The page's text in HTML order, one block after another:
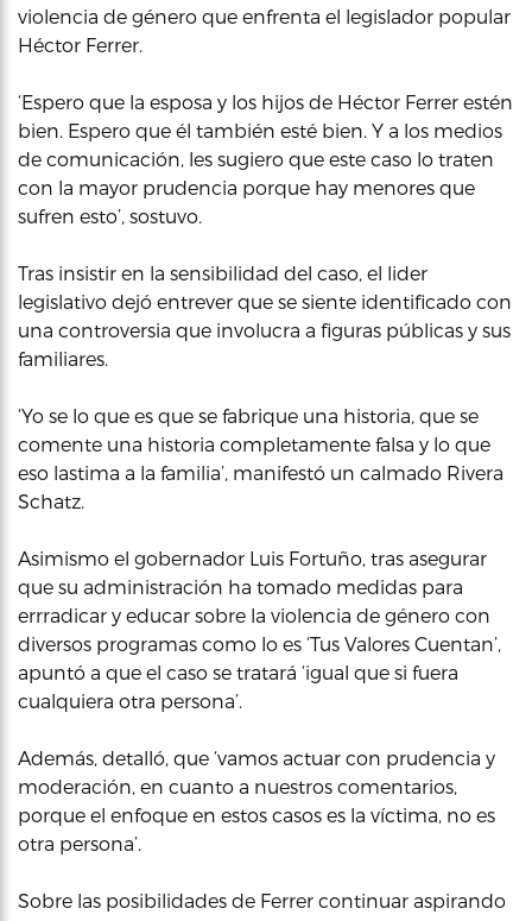
violencia de género que enfrenta el legislador popular
Héctor Ferrer.
‘Espero que la esposa y los hijos de Héctor Ferrer estén
bien. Espero que él también esté bien. Y a los medios
de comunicación, les sugiero que este caso lo traten
con la mayor prudencia porque hay menores que
sufren esto’, sostuvo.
Tras insistir en la sensibilidad del caso, el lider
legislativo dejó entrever que se siente identificado con
una controversia que involucra a figuras públicas y sus
familiares.
‘Yo se lo que es que se fabrique una historia, que se
comente una historia completamente falsa y lo que
eso lastima a la familia’, manifestó un calmado Rivera
Schatz.
Asimismo el gobernador Luis Fortuño, tras asegurar
que su administración ha tomado medidas para
errradicar y educar sobre la violencia de género con
diversos programas como lo es ‘Tus Valores Cuentan’,
apuntó a que el caso se tratará ‘igual que si fuera
cualquiera otra persona’.
Además, detalló, que ‘vamos actuar con prudencia y
moderación, en cuanto a nuestros comentarios,
porque el enfoque en estos casos es la víctima, no es
otra persona’.
Sobre las posibilidades de Ferrer continuar aspirando